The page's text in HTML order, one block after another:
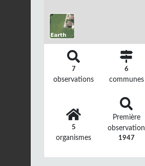
7
observations
6
communes
5
organismes
Première
observation
1947